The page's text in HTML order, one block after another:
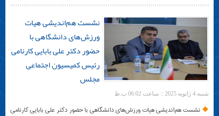
نشست هم‌اندیشی هیات
ورزش‌های دانشگاهی با
حضور دکتر علی بابایی کارنامی
رئیس کمیسیون اجتماعی
مجلس
شنبه 4 ژانویه 2025 :: ساعت 06:02 ب.ظ
نشست هم‌اندیشی هیات ورزش‌های دانشگاهی با حضور دکتر علی بابایی کارنامی